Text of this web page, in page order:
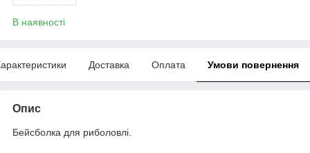
В наявності
Доставка Оплата Умови повернення
Опис
Бейсболка для риболовлі.